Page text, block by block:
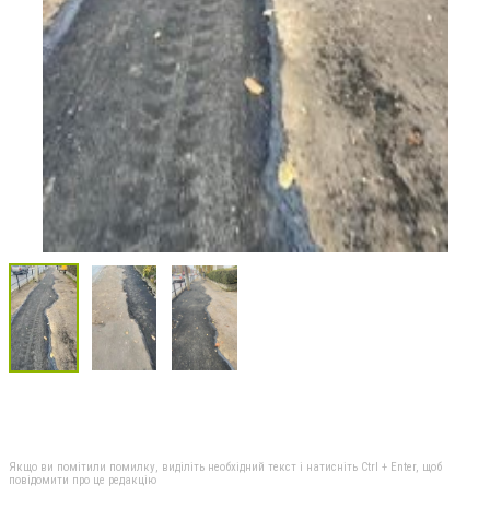
Якщо ви помітили помилку, виділіть необхідний текст і натисніть Ctrl + Enter, щоб
повідомити про це редакцію